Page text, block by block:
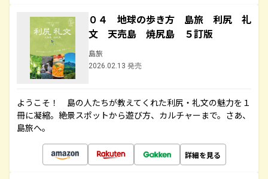
０４ 地球の歩き方 島旅 利尻 礼
文 天売島 焼尻島 ５訂版
島旅
2026.02.13 発売
ようこそ！ 島の人たちが教えてくれた利尻・礼文の魅力を１
冊に凝縮。絶景スポットから遊び方、カルチャーまで。さあ、
島旅へ。
詳細を見る